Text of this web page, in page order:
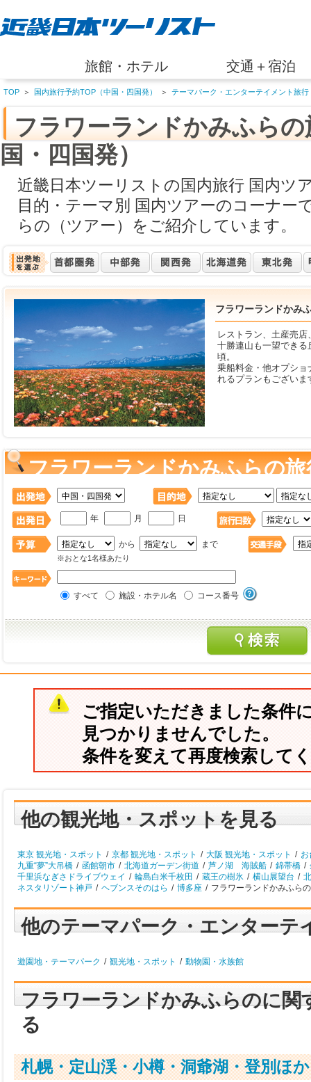
旅館・ホテル 交通＋宿泊
TOP ＞ 国内旅行予約TOP（中国・四国発） ＞ テーマパーク・エンターテイメント旅行
フラワーランドかみふら
国・四国発）
近畿日本ツーリストの国内旅行 国内ツ
目的・テーマ別 国内ツアーのコーナー
らの（ツアー）をご紹介しています。
フラワーランドかみ
レストラン、土産売
十勝連山も一望でき
頃。
乗船料金・他オプシ
れるプランもございま
フラワーランドかみふらの
年 月 日
から まで
※おとな1名様あたり
すべて 施設・ホテル名 コース番号
ご指定いただきました条件
見つかりませんでした。
条件を変えて再度検索して
他の観光地・スポットを見る
東京 観光地・スポット / 京都 観光地・スポット / 大阪 観光地・スポット / お
九重“夢”大吊橋 / 函館朝市 / 北海道ガーデン街道 / 芦ノ湖 海賊船 / 錦帯橋 /
千里浜なぎさドライブウェイ / 輪島白米千枚田 / 蔵王の樹氷 / 横山展望台 /
ネスタリゾート神戸 / ヘブンスそのはら / 博多座 / フラワーランドかみふら
他のテーマパーク・エンターテ
遊園地・テーマパーク / 観光地・スポット / 動物園・水族館
フラワーランドかみふらのに関
る
札幌・定山渓・小樽・洞爺湖・登別ほか